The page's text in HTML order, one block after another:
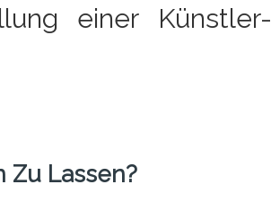
einer Künstler-
Zu Lassen?